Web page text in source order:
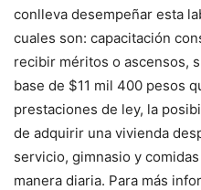
conlleva desempeñar esta
cuales son: capacitación
recibir méritos o ascensos,
base de $11 mil 400 pesos
prestaciones de ley, la
de adquirir una vivienda
servicio, gimnasio y
manera diaria. Para más